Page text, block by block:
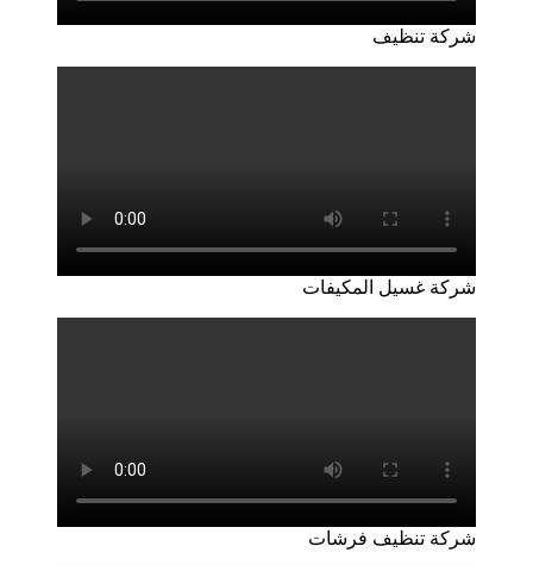
شركة تنظيف
شركة غسيل المكيفات
شركة تنظيف فرشات